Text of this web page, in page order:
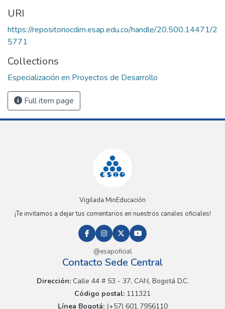
URI
https://repositoriocdim.esap.edu.co/handle/20.500.14471/2
5771
Collections
Especialización en Proyectos de Desarrollo
Full item page
Vigilada MinEducación
¡Te invitamos a dejar tus comentarios en nuestros canales oficiales!
@esapoficial
Contacto Sede Central
Dirección:Calle 44 # 53 - 37, CAN, Bogotá D.C.
Código postal: 111321
Línea Bogotá:(+57) 601 7956110